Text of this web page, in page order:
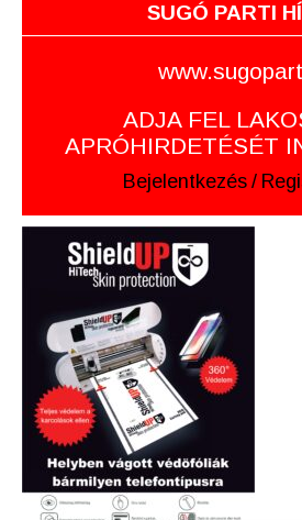
SUGÓ PARTI
ADJA FEL
APRÓHIRDETÉSÉT
Bejelentkezés /